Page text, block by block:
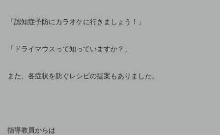
「認知症予防にカラオケに行きましょう！」
「ドライマウスって知っていますか？」
また、各症状を防ぐレシピの提案もありました。
指導教員からは